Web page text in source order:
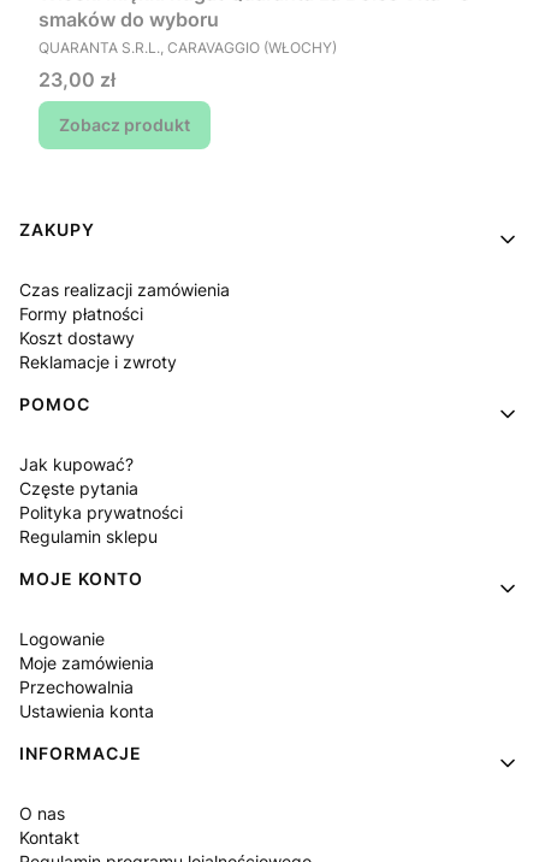
smaków do wyboru
PRODUCENT
QUARANTA S.R.L., CARAVAGGIO (WŁOCHY)
Cena
23,00 zł
Zobacz produkt
Linki w stopce
ZAKUPY
Czas realizacji zamówienia
Formy płatności
Koszt dostawy
Reklamacje i zwroty
POMOC
Jak kupować?
Częste pytania
Polityka prywatności
Regulamin sklepu
MOJE KONTO
Logowanie
Moje zamówienia
Przechowalnia
Ustawienia konta
INFORMACJE
O nas
Kontakt